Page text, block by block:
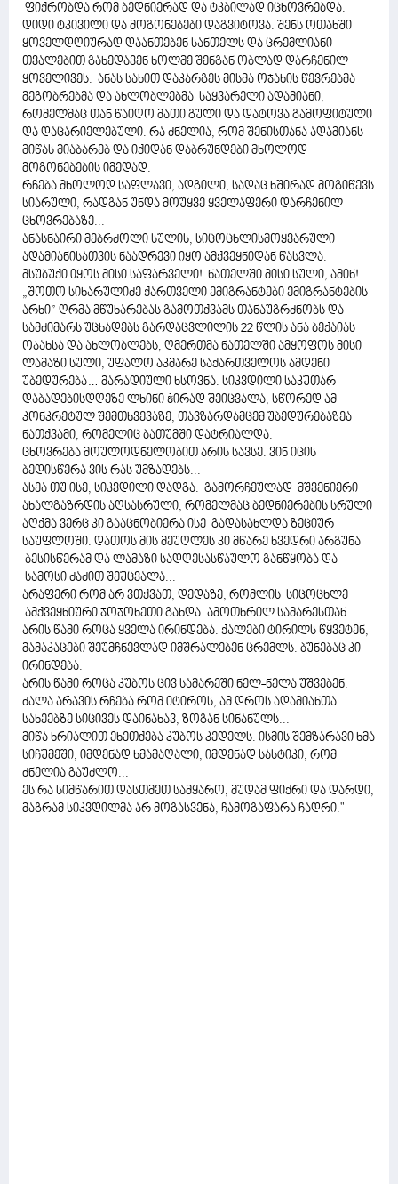
ფიქრობდა რომ ბედნიერად და ტკბილად იცხოვრებდა.
დიდი ტკივილი და მოგონებები დაგვიტოვა. შენს ოთახში
ყოველდღიურად დაანთებენ სანთელს და ცრემლიანი
თვალებით გახედავენ ხოლმე შენგან ობლად დარჩენილ
ყოველივეს. ანას სახით დაკარგეს მისმა ოჯახის წევრებმა
მეგობრებმა და ახლობლებმა საყვარელი ადამიანი,
რომელმაც თან წაიღო მათი გული და დატოვა გამოფიტული
და დაცარიელებული. რა ძნელია, რომ შენისთანა ადამიანს
მიწას მიაბარებ და იქიდან დაბრუნდები მხოლოდ
მოგონებების იმედად.
რჩება მხოლოდ საფლავი, ადგილი, სადაც ხშირად მოგიწევს
სიარული, რადგან უნდა მოუყვე ყველაფერი დარჩენილ
ცხოვრებაზე...
ანასნაირი მებრძოლი სულის, სიცოცხლისმოყვარული
ადამიანისათვის ნაადრევი იყო ამქვეყნიდან წასვლა.
მსუბუქი იყოს მისი საფარველი! ნათელში მისი სული, ამინ!
„შოთო სიხარულიძე ქართველი ემიგრანტები ემიგრანტების
არხი” ღრმა მწუხარებას გამოთქვამს თანაუგრძნობს და
სამძიმარს უცხადებს გარდაცვლილის 22 წლის ანა ბექაიას
ოჯახსა და ახლობლებს, ღმერთმა ნათელში ამყოფოს მისი
ლამაზი სული, უფალო აკმარე საქართველოს ამდენი
უბედურება… მარადიული ხსოვნა. სიკვდილი საკუთარ
დაბადებისდღეზე ლხინი ჭირად შეიცვალა, სწორედ ამ
კონკრეტულ შემთხვევაზე, თავზარდამცემ უბედურებაზეა
ნათქვამი, რომელიც ბათუმში დატრიალდა.
ცხოვრება მოულოდნელობით არის სავსე. ვინ იცის
ბედისწერა ვის რას უმზადებს...
ასეა თუ ისე, სიკვდილი დადგა. გამორჩეულად მშვენიერი
ახალგაზრდის აღსასრული, რომელმაც ბედნიერების სრული
აღქმა ვერც კი გააცნობიერა ისე გადასახლდა ზეციურ
საუფლოში. დათოს მის მეუღლეს კი მწარე ხვედრი არგუნა
ბესისწერამ და ლამაზი სადღესასწაულო განწყობა და
სამოსი ძაძით შეუცვალა...
არაფერი რომ არ ვთქვათ, დედაზე, რომლის სიცოცხლე
ამქვეყნიური ჯოჯოხეთი გახდა. ამოთხრილ სამარესთან
არის წამი როცა ყველა ირინდება. ქალები ტირილს წყვეტენ,
მამაკაცები შეუმჩნევლად იმშრალებენ ცრემლს. ბუნებაც კი
ირინდება.
არის წამი როცა კუბოს ცივ სამარეში ნელ-ნელა უშვებენ.
ძალა არავის რჩება რომ იტიროს, ამ დროს ადამიანთა
სახეებზე სიცივეს დაინახავ, ზოგან სინანულს...
მიწა ხრიალით ეხეთქება კუბოს კედელს. ისმის შემზარავი ხმა
სიჩუმეში, იმდენად ხმამაღალი, იმდენად სასტიკი, რომ
ძნელია გაუძლო...
ეს რა სიმწარით დასთმეთ სამყარო, მუდამ ფიქრი და დარდი,
მაგრამ სიკვდილმა არ მოგასვენა, ჩამოგაფარა ჩადრი."